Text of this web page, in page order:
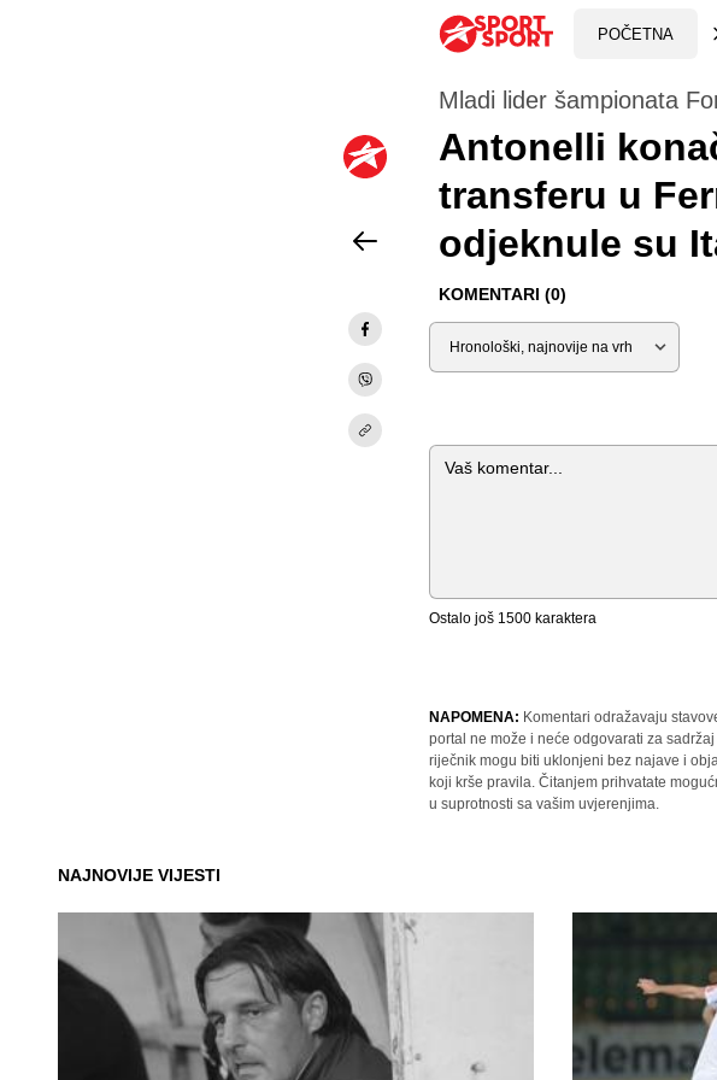
POČETNA
Mladi lider šampionata
Antonelli
transferu u
odjeknule su
KOMENTARI (0)
Sortiraj
Komentar
Ostalo još 1500 karaktera
NAPOMENA: Komentari odražavaju
portal ne može i neće odgovarati za
riječnik mogu biti uklonjeni bez najave i
koji krše pravila. Čitanjem prihvatate
u suprotnosti sa vašim uvjerenjima.
NAJNOVIJE VIJESTI